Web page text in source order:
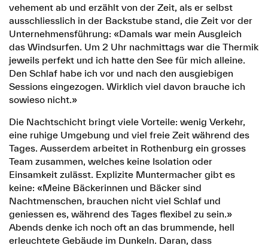
vehement ab und erzählt von der Zeit, als er selbst
ausschliesslich in der Backstube stand, die Zeit vor der
Unternehmensführung: «Damals war mein Ausgleich
das Windsurfen. Um 2 Uhr nachmittags war die Thermik
jeweils perfekt und ich hatte den See für mich alleine.
Den Schlaf habe ich vor und nach den ausgiebigen
Sessions eingezogen. Wirklich viel davon brauche ich
sowieso nicht.»
Die Nachtschicht bringt viele Vorteile: wenig Verkehr,
eine ruhige Umgebung und viel freie Zeit während des
Tages. Ausserdem arbeitet in Rothenburg ein grosses
Team zusammen, welches keine Isolation oder
Einsamkeit zulässt. Explizite Muntermacher gibt es
keine: «Meine Bäckerinnen und Bäcker sind
Nachtmenschen, brauchen nicht viel Schlaf und
geniessen es, während des Tages flexibel zu sein.»
Abends denke ich noch oft an das brummende, hell
erleuchtete Gebäude im Dunkeln. Daran, dass